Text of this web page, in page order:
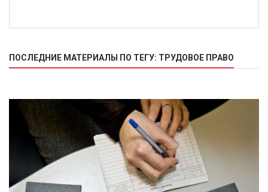
ПОСЛЕДНИЕ МАТЕРИАЛЫ ПО ТЕГУ: ТРУДОВОЕ ПРАВО